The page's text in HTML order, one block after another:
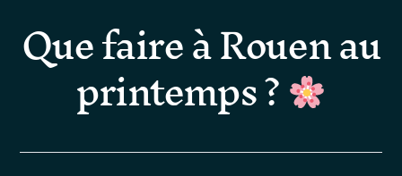
Que faire à Rouen au
printemps ?